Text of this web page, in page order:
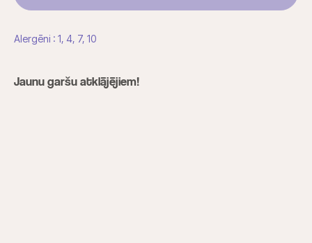
Alergēni : 1, 4, 7, 10
Jaunu garšu atklājējiem!